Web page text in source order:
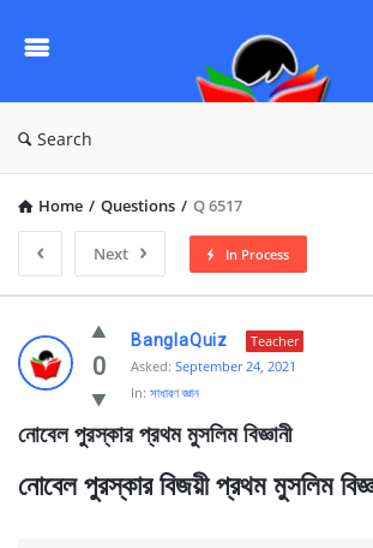
Questions
Search
Home / Questions / Q 6517
Next In Process
Ask
Questions
BanglaQuiz
Latest
Questions
0
BanglaQuiz
Teacher
Asked: September 24, 2021
In: সাধারণ জ্ঞান
নোবেল পুরস্কার প্রথম মুসলিম বিজ্ঞানী
নোবেল পুরস্কার বিজয়ী প্রথম মুসলিম